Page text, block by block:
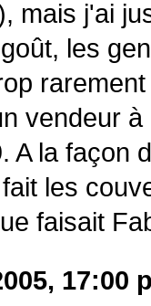
mais j'ai
les
vendeur
A la façon
les
faisait
17:00